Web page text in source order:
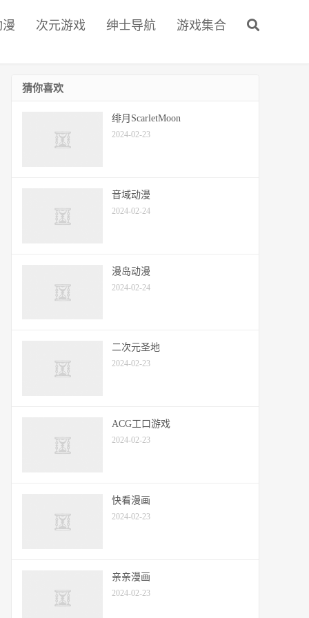
漫 次元游戏 绅士导航 游戏集合
猜你喜欢
绯月ScarletMoon
2024-02-23
音域动漫
2024-02-24
漫岛动漫
2024-02-24
二次元圣地
2024-02-23
ACG工口游戏
2024-02-23
快看漫画
2024-02-23
亲亲漫画
2024-02-23